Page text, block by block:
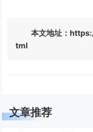
本文地址：
tml
文章推荐